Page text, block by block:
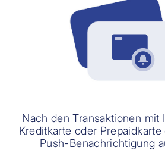
Nach den Transaktionen mit
Kreditkarte oder
Push-Benachrichtigung